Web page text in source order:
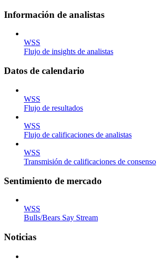
Información de analistas
WSS
Flujo de insights de analistas
Datos de calendario
WSS
Flujo de resultados
WSS
Flujo de calificaciones de analistas
WSS
Transmisión de calificaciones de consenso
Sentimiento de mercado
WSS
Bulls/Bears Say Stream
Noticias